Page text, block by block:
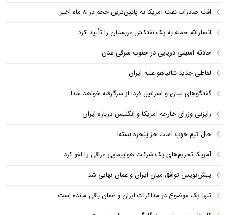
افت صادرات نفت آمریکا به پایین‌ترین حجم در ۸ ماه اخیر
انصارالله حمله به یک نفتکش عربستان را تأیید کرد
حادثه امنیتی دریایی در جنوب شرقی عدن
لفاظی جدید نتانیاهو علیه ایران
گفتگوهای لبنان و اسرائیل فردا از سرگرفته خواهد شد!
رایزنی وزرای خارجه آمریکا و انگلیس درباره ایران
حال تیم خوب است جز پنجره بسته!
آمریکا تحریم‌های یک شرکت هواپیمایی عراقی را لغو کرد
پیش‌نویس توافق میان ایران و عمان نهایی شد
تنها یک موضوع در مذاکرات ایران و عمان باقی مانده است